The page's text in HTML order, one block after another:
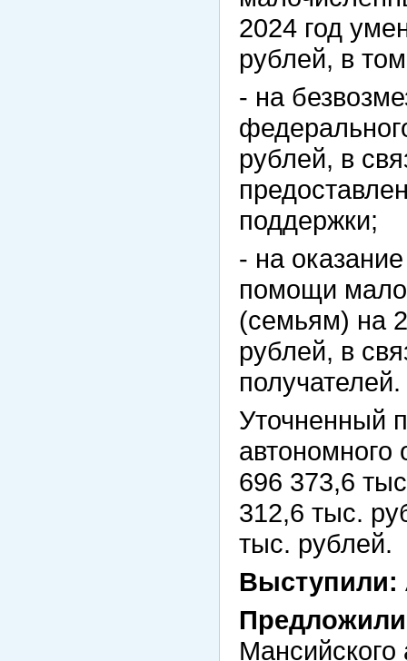
2024 год
рублей, в
- на
рублей, в
поддержки;
- на
помощи
(семьям) на
рублей, в
получателей.
Уточненный
автономного
696 373,6
312,6 тыс.
тыс. рублей.
Выступили: